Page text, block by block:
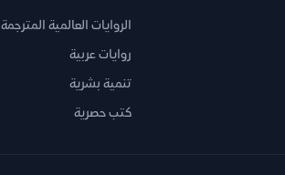
الروايات العالمية المترجمة
روايات عربية
تنمية بشرية
كتب حصرية